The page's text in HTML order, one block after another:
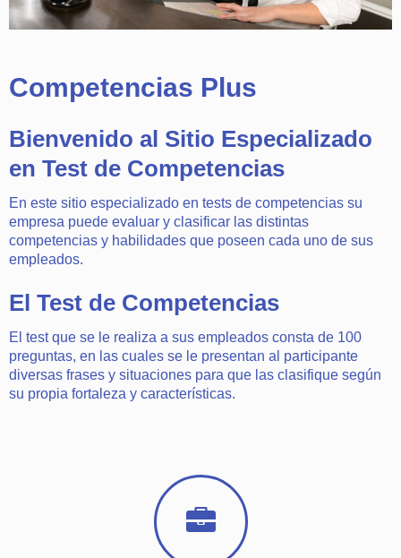
Competencias Plus
Bienvenido al Sitio Especializado
en Test de Competencias
En este sitio especializado en tests de competencias su
empresa puede evaluar y clasificar las distintas
competencias y habilidades que poseen cada uno de sus
empleados.
El Test de Competencias
El test que se le realiza a sus empleados consta de 100
preguntas, en las cuales se le presentan al participante
diversas frases y situaciones para que las clasifique según
su propia fortaleza y características.